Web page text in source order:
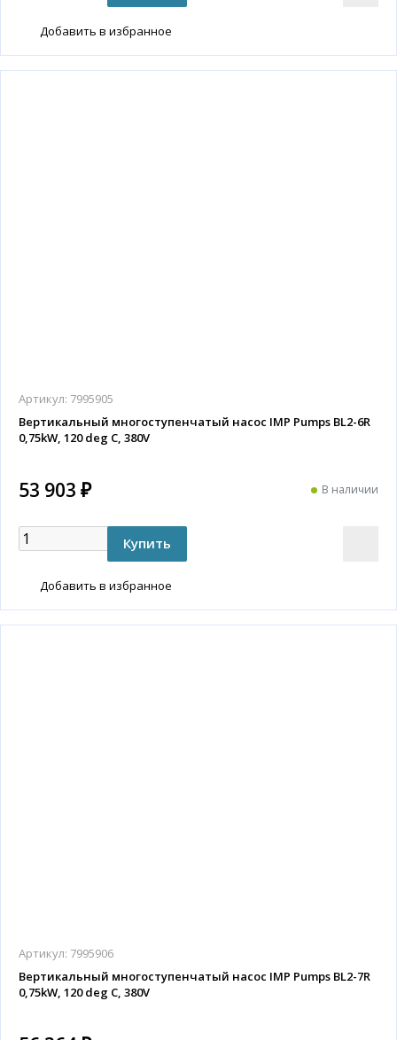
Добавить в избранное
Артикул: 7995905
Вертикальный многоступенчатый насос IMP Pumps BL2-6R
0,75kW, 120 deg C, 380V
53 903 ₽ В наличии
Добавить в избранное
Артикул: 7995906
Вертикальный многоступенчатый насос IMP Pumps BL2-7R
0,75kW, 120 deg C, 380V